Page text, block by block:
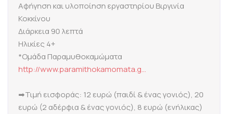
Αφήγηση και υλοποίηση εργαστηρίου Βιργινία
Κοκκίνου
Διάρκεια 90 λεπτά
Ηλικίες 4+
*Ομάδα Παραμυθοκαμώματα
http://www.paramithokamomata.g...
➡Τιμή εισφοράς: 12 ευρώ (παιδί & ένας γονιός), 20
ευρώ (2 αδέρφια & ένας γονιός), 8 ευρώ (ενήλικας)